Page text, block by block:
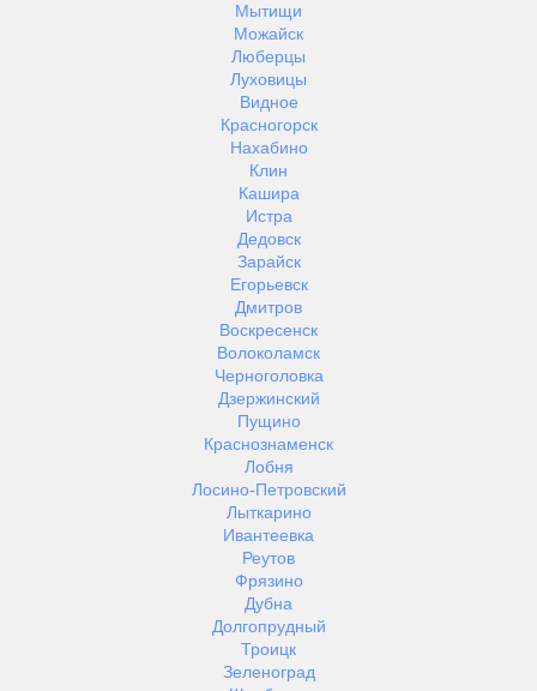
Мытищи
Можайск
Люберцы
Луховицы
Видное
Красногорск
Нахабино
Клин
Кашира
Истра
Дедовск
Зарайск
Егорьевск
Дмитров
Воскресенск
Волоколамск
Черноголовка
Дзержинский
Пущино
Краснознаменск
Лобня
Лосино-Петровский
Лыткарино
Ивантеевка
Реутов
Фрязино
Дубна
Долгопрудный
Троицк
Зеленоград